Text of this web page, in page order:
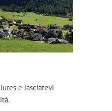
e lasciatevi